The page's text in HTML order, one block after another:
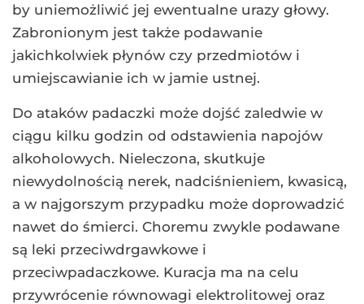
by uniemożliwić jej ewentualne urazy głowy.
Zabronionym jest także podawanie
jakichkolwiek płynów czy przedmiotów i
umiejscawianie ich w jamie ustnej.
Do ataków padaczki może dojść zaledwie w
ciągu kilku godzin od odstawienia napojów
alkoholowych. Nieleczona, skutkuje
niewydolnością nerek, nadciśnieniem, kwasicą,
a w najgorszym przypadku może doprowadzić
nawet do śmierci. Choremu zwykle podawane
są leki przeciwdrgawkowe i
przeciwpadaczkowe. Kuracja ma na celu
przywrócenie równowagi elektrolitowej oraz